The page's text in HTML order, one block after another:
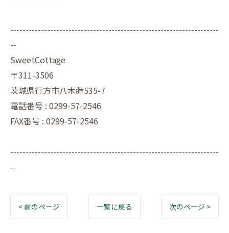
--------------------------------------------------------------------
--
SweetCottage
〒311-3506
茨城県行方市八木蒔535-7
電話番号 : 0299-57-2546
FAX番号 : 0299-57-2546
--------------------------------------------------------------------
--
< 前のページ 一覧に戻る 次のページ >